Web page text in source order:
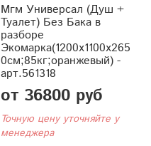
Мгм Универсал (Душ +
Туалет) Без Бака в
разборе
Экомарка(1200x1100x265
0см;85кг;оранжевый) -
арт.561318
от 36800 руб
Точную цену уточняйте у
менеджера